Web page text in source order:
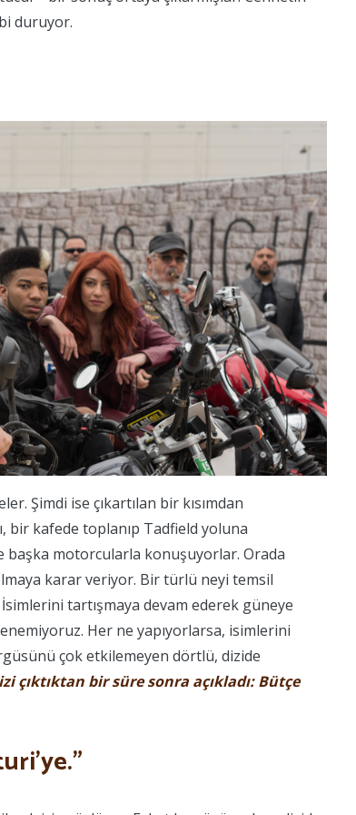
duruyor.
Şimdi ise çıkartılan bir kısımdan
bir kafede toplanıp Tadfield yoluna
başka motorcularla konuşuyorlar. Orada
karar veriyor. Bir türlü neyi temsil
tartışmaya devam ederek güneye
Her ne yapıyorlarsa, isimlerini
çok etkilemeyen dörtlü, dizide
çıktıktan bir süre sonra açıkladı: Bütçe